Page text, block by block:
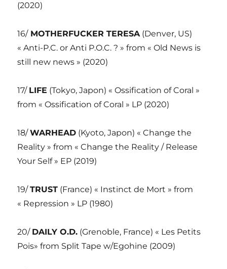
(2020)
16/MOTHERFUCKER TERESA(Denver, US)
« Anti-P.C. or Anti P.O.C. ? » from « Old News is
still new news » (2020)
17/ LIFE (Tokyo, Japon) « Ossification of Coral »
from « Ossification of Coral » LP (2020)
18/WARHEAD (Kyoto, Japon) « Change the
Reality » from « Change the Reality / Release
Your Self » EP (2019)
19/TRUST (France) « Instinct de Mort » from
« Repression » LP (1980)
20/ DAILY O.D. (Grenoble, France) « Les Petits
Pois» from Split Tape w/Egohine (2009)